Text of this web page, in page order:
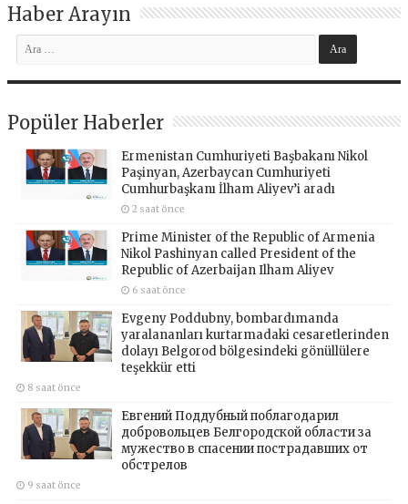
Haber Arayın
Popüler Haberler
Ermenistan Cumhuriyeti Başbakanı Nikol
Paşinyan, Azerbaycan Cumhuriyeti
Cumhurbaşkanı İlham Aliyev’i aradı
2 saat önce
Prime Minister of the Republic of Armenia
Nikol Pashinyan called President of the
Republic of Azerbaijan Ilham Aliyev
6 saat önce
Evgeny Poddubny, bombardımanda
yaralananları kurtarmadaki cesaretlerinden
dolayı Belgorod bölgesindeki gönüllülere
teşekkür etti
8 saat önce
Евгений Поддубный поблагодарил
добровольцев Белгородской области за
мужество в спасении пострадавших от
обстрелов
9 saat önce